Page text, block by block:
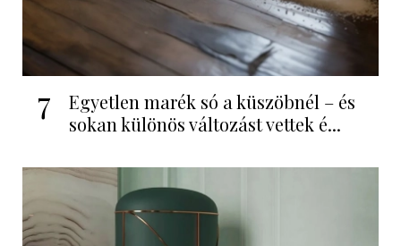
7
Egyetlen marék só a küszöbnél – és
sokan különös változást vettek é...